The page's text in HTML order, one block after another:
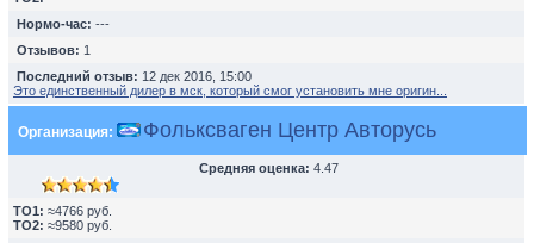
Нормо-час: ---
Отзывов: 1
Последний отзыв: 12 дек 2016, 15:00
Это единственный дилер в мск, который смог установить мне оригин...
Организация: Фольксваген Центр Авторусь
Средняя оценка: 4.47
TO1: ≈4766 руб.
TO2: ≈9580 руб.